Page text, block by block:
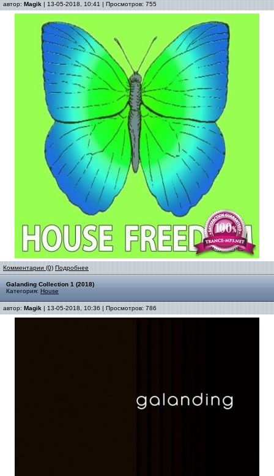
автор: Magik | 13-05-2018, 10:41 | Просмотров: 755
Комментарии (0) Подробнее
Galanding Collection 1 (2018)
Категория: House
автор: Magik | 13-05-2018, 10:36 | Просмотров: 786